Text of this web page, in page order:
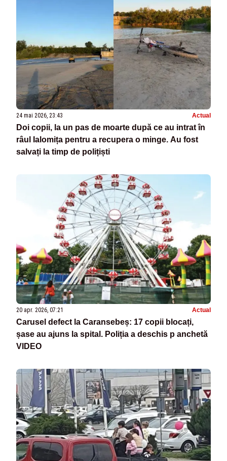
24 mai 2026, 23:43 Actual
Doi copii, la un pas de moarte după ce au intrat în
râul Ialomița pentru a recupera o minge. Au fost
salvați la timp de polițiști
20 apr. 2026, 07:21 Actual
Carusel defect la Caransebeș: 17 copii blocați,
șase au ajuns la spital. Poliția a deschis p anchetă
VIDEO